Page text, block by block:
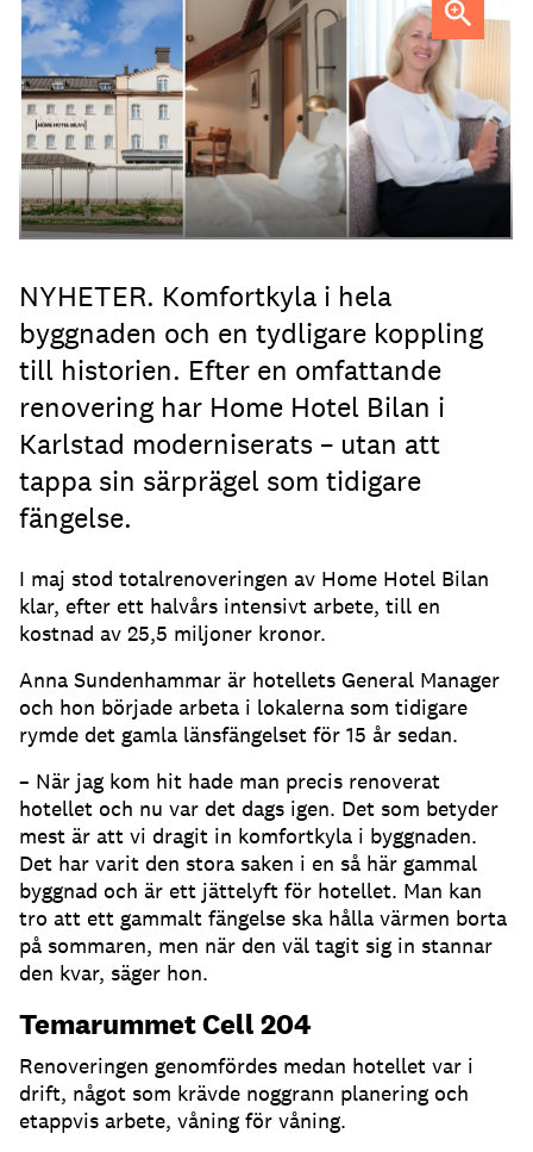
Anna Sundenhammar, General Manager på Home Hotel
Bilan.
NYHETER. Komfortkyla i hela
byggnaden och en tydligare koppling
till historien. Efter en omfattande
renovering har Home Hotel Bilan i
Karlstad moderniserats – utan att
tappa sin särprägel som tidigare
fängelse.
I maj stod totalrenoveringen av Home Hotel Bilan
klar, efter ett halvårs intensivt arbete, till en
kostnad av 25,5 miljoner kronor.
Anna Sundenhammar är hotellets General Manager
och hon började arbeta i lokalerna som tidigare
rymde det gamla länsfängelset för 15 år sedan.
– När jag kom hit hade man precis renoverat
hotellet och nu var det dags igen. Det som betyder
mest är att vi dragit in komfortkyla i byggnaden.
Det har varit den stora saken i en så här gammal
byggnad och är ett jättelyft för hotellet. Man kan
tro att ett gammalt fängelse ska hålla värmen borta
på sommaren, men när den väl tagit sig in stannar
den kvar, säger hon.
Temarummet Cell 204
Renoveringen genomfördes medan hotellet var i
drift, något som krävde noggrann planering och
etappvis arbete, våning för våning.